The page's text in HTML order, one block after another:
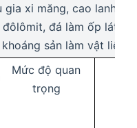
gia xi măng, cao lanh,
đá làm ốp lát,
sản làm vật liệu
Mức độ quan
trọng